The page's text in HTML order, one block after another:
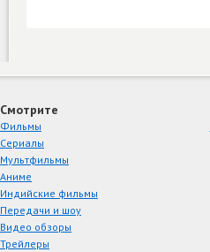
Смотрите
Фильмы
Сериалы
Мультфильмы
Аниме
Индийские фильмы
Передачи и шоу
Видео обзоры
Трейлеры